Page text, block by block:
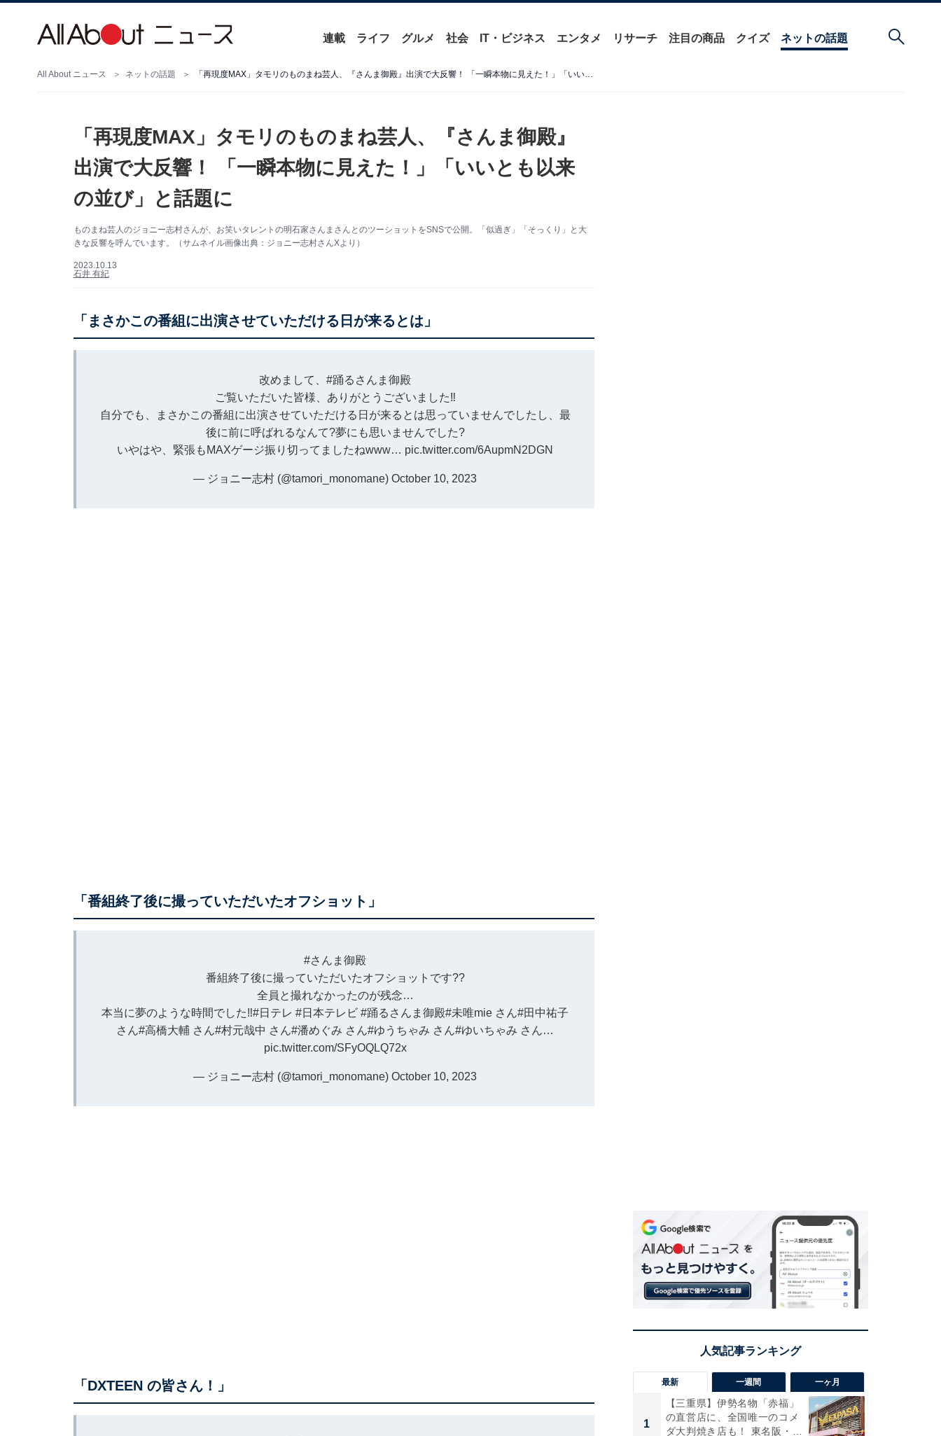
連載 ライフ グルメ 社会 IT・ビジネス エンタメ リサーチ 注目の商品 クイズ ネットの話題
All About ニュース ネットの話題 「再現度MAX」タモリのものまね芸人、『さんま御殿』出演で大反響！ 「一瞬本物に見えた！」「いいとも以来の並び」と話題に
「再現度MAX」タモリのものまね芸人、『さんま御殿』
出演で大反響！ 「一瞬本物に見えた！」「いいとも以来
の並び」と話題に
ものまね芸人のジョニー志村さんが、お笑いタレントの明石家さんまさんとのツーショットをSNSで公開。「似過ぎ」「そっくり」と大
きな反響を呼んでいます。（サムネイル画像出典：ジョニー志村さんXより）
2023.10.13
石井 有紀
「まさかこの番組に出演させていただける日が来るとは」
改めまして、 #踊るさんま御殿
ご覧いただいた皆様、ありがとうございました‼️
自分でも、まさかこの番組に出演させていただける日が来るとは思っていませんでしたし、最
後に前に呼ばれるなんて?夢にも思いませんでした?
いやはや、緊張もMAXゲージ振り切ってましたねwww… pic.twitter.com/6AupmN2DGN
— ジョニー志村 (@tamori_monomane) October 10, 2023
「番組終了後に撮っていただいたオフショット」
#さんま御殿
番組終了後に撮っていただいたオフショットです??
全員と撮れなかったのが残念…
本当に夢のような時間でした‼️#日テレ #日本テレビ #踊るさんま御殿#未唯mie さん#田中祐子
さん#高橋大輔 さん#村元哉中 さん#潘めぐみ さん#ゆうちゃみ さん#ゆいちゃみ さん…
pic.twitter.com/SFyOQLQ72x
— ジョニー志村 (@tamori_monomane) October 10, 2023
「DXTEEN の皆さん！」 最新 一週間 一ヶ月
1
【三重県】伊勢名物「赤福」
の直営店に、全国唯一のコメ
ダ大判焼き店も！ 東名阪・